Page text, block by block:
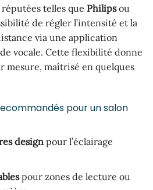
telles que Philipsou
de régler l’intensité et la
via une application
vocale. Cette flexibilité donne
mesure, maîtrisé en quelques
pour un salon
designpour l’éclairage
pour zones de lecture ou